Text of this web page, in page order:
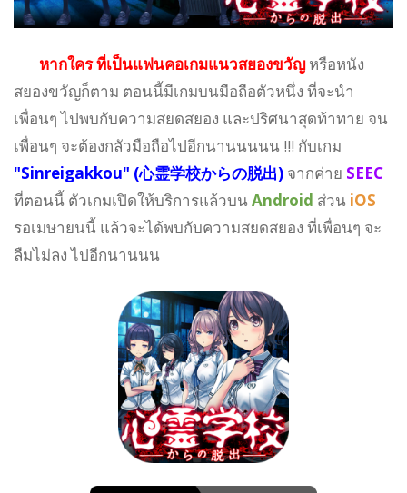
หากใคร ที่เป็นแฟนคอเกมแนวสยองขวัญหรือหนัง
สยองขวัญก็ตาม ตอนนี้มีเกมบนมือถือตัวหนึ่ง ที่จะนำ
เพื่อนๆ ไปพบกับความสยดสยอง และปริศนาสุดท้าทาย จน
เพื่อนๆ จะต้องกลัวมือถือไปอีกนานนนนน !!! กับเกม
"Sinreigakkou" (心霊学校からの脱出) จากค่าย SEEC
ที่ตอนนี้ ตัวเกมเปิดให้บริการแล้วบน Android ส่วน iOS
รอเมษายนนี้ แล้วจะได้พบกับความสยดสยอง ที่เพื่อนๆ จะ
ลืมไม่ลง ไปอีกนานนน